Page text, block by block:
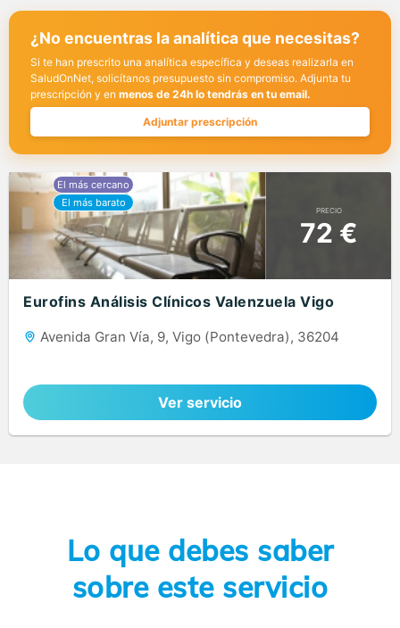
¿No encuentras la analítica que necesitas?
Si te han prescrito una analítica específica y deseas realizarla en
SaludOnNet, solicítanos presupuesto sin compromiso. Adjunta tu
prescripción y en menos de 24h lo tendrás en tu email.
Adjuntar prescripción
PRECIO
72 €
Eurofins Análisis Clínicos Valenzuela Vigo
Avenida Gran Vía, 9, Vigo (Pontevedra), 36204
Ver servicio
Lo que debes saber
sobre este servicio